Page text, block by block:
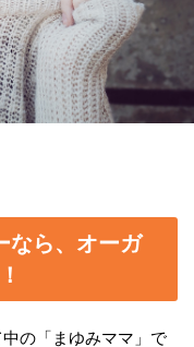
なら、オーガ
の「まゆみママ」で